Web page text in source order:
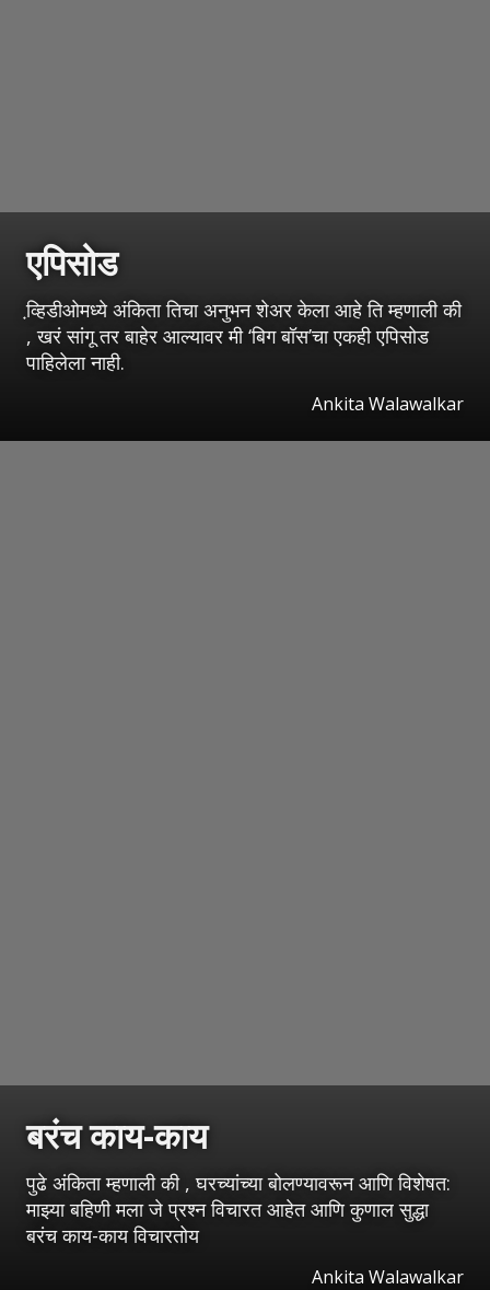
एपिसोड
व्हि़डीओमध्ये अंकिता तिचा अनुभन शेअर केला आहे ति म्हणाली की
, खरं सांगू तर बाहेर आल्यावर मी ‘बिग बॉस’चा एकही एपिसोड
पाहिलेला नाही.
Ankita Walawalkar
बरंच काय-काय
पुढे अंकिता म्हणाली की , घरच्यांच्या बोलण्यावरून आणि विशेषत:
माझ्या बहिणी मला जे प्रश्न विचारत आहेत आणि कुणाल सुद्धा
बरंच काय-काय विचारतोय
Ankita Walawalkar